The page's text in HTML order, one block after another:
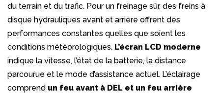
du terrain et du trafic. Pour un freinage sûr, des freins à
disque hydrauliques avant et arrière offrent des
performances constantes quelles que soient les
conditions météorologiques. L’écran LCD moderne
indique la vitesse, l’état de la batterie, la distance
parcourue et le mode d’assistance actuel. L’éclairage
comprend un feu avant à DEL et un feu arrière